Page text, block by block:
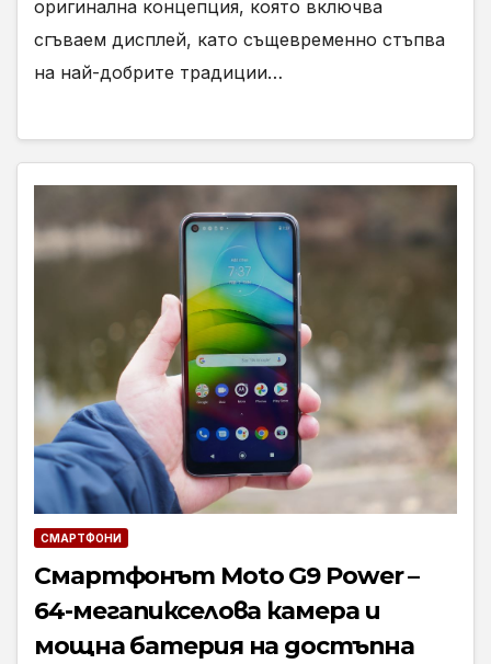
оригинална концепция, която включва
сгъваем дисплей, като същевременно стъпва
на най-добрите традиции…
СМАРТФОНИ
Смартфонът Moto G9 Power –
64-мегапикселова камера и
мощна батерия на достъпна